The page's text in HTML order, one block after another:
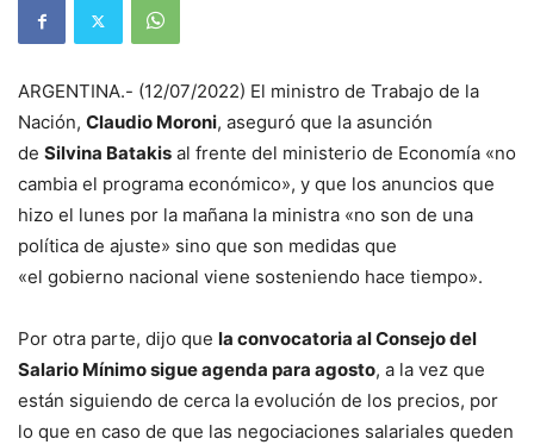
ARGENTINA.- (12/07/2022) El ministro de Trabajo de la
Nación, Claudio Moroni, aseguró que la asunción
de Silvina Batakis al frente del ministerio de Economía «no
cambia el programa económico», y que los anuncios que
hizo el lunes por la mañana la ministra «no son de una
política de ajuste» sino que son medidas que
«el gobierno nacional viene sosteniendo hace tiempo».
Por otra parte, dijo que la convocatoria al Consejo del
Salario Mínimo sigue agenda para agosto, a la vez que
están siguiendo de cerca la evolución de los precios, por
lo que en caso de que las negociaciones salariales queden